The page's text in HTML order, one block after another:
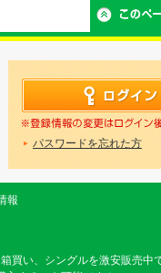
パスワードを忘れた方
報
買い、シングルを激安販売中